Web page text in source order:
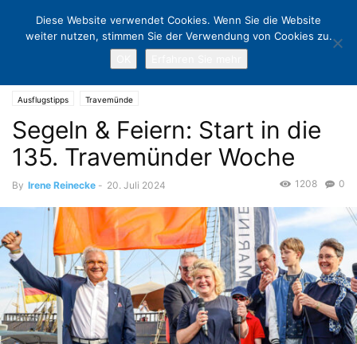
Ausflugstipps Travemünde
Segeln & Feiern: Start in die
135. Travemünder Woche
By Irene Reinecke - 20. Juli 2024 0
1208
Diese Website verwendet Cookies. Wenn Sie die Website
weiter nutzen, stimmen Sie der Verwendung von Cookies zu.